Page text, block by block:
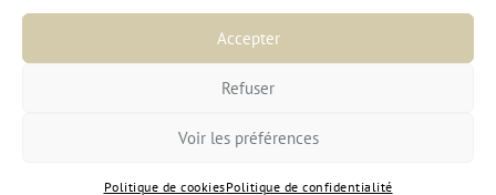
Accepter
Refuser
Voir les préférences
Politique de cookiesPolitique de confidentialité
Conditions générales de vente